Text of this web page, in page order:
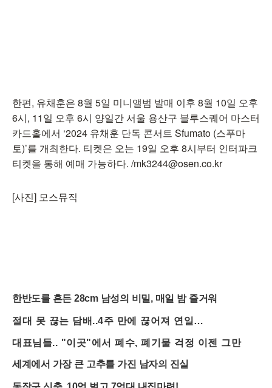
한편, 유채훈은 8월 5일 미니앨범 발매 이후 8월 10일 오후
6시, 11일 오후 6시 양일간 서울 용산구 블루스퀘어 마스터
카드홀에서 ‘2024 유채훈 단독 콘서트 Sfumato (스푸마
토)’를 개최한다. 티켓은 오는 19일 오후 8시부터 인터파크
티켓을 통해 예매 가능하다. /mk3244@osen.co.kr
[사진] 모스뮤직